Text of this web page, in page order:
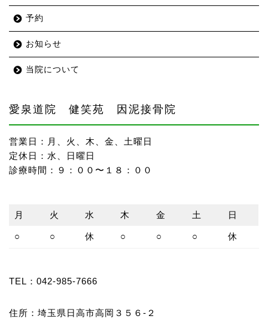
予約
お知らせ
当院について
愛泉道院 健笑苑 因泥接骨院
営業日：月、火、木、金、土曜日
定休日：水、日曜日
診療時間：９：００〜１８：００
月 火 水 木 金 土 日
○ ○ 休 ○ ○ ○ 休
TEL： 042-985-7666
住所：埼玉県日高市高岡３５６-２